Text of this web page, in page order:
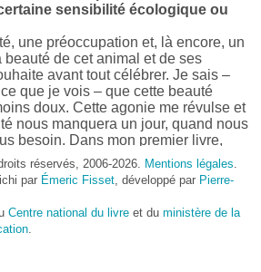
sensibilité écologique ou
une préoccupation et, là encore, un
beauté de cet animal et de ses
avant tout célébrer. Je sais –
que je vois – que cette beauté
doux. Cette agonie me révulse et
nous manquera un jour, quand nous
besoin. Dans mon premier livre,
dans la peau d’une bête. Outre
littéraire, il me semble que cela peut
transmettre certains messages.
le format des nouvelles plutôt
(décidément!) en lire !
réservés, 2006-2026. Mentions légales
par Émeric Fisset , développé par Pierre-
Centre national du livre et du ministère de la